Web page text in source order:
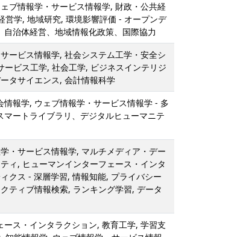
ブ情報学・サービス情報学, 財政・公共経
営学, 地域研究, 環境影響評価 - オープンデ
自治体経営、地域情報化政策、国際協力
ービス情報学, 社会システム工学・安全シ
ービス工学, 社会工学, ビジネスインテリジ
タサイエンス, 会計情報科学
情報学, ウェブ情報学・サービス情報学 - 多
マートライブラリ、デジタルヒューマニテ
・サービス情報学, マルチメディア・デー
ィ, ヒューマンインターフェース・インタ
クス - 深層学習, 情報知能, プライバシー
ティブ情報検索, ランキング学習, データ
ース・インタラクション, 教育工学, 学習支